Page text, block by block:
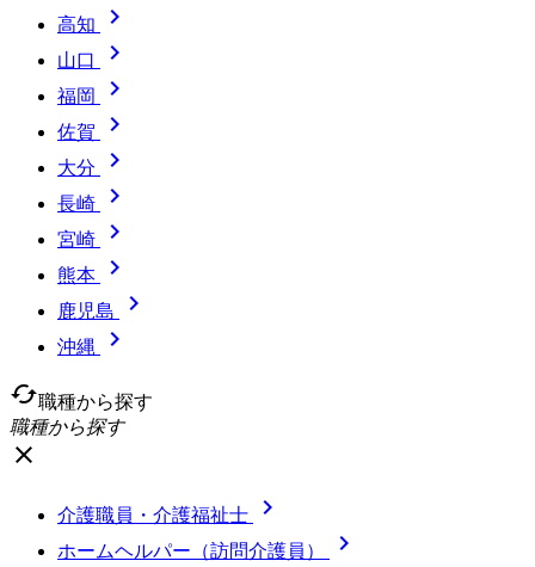
高知 
山口 
福岡 
佐賀 
大分 
長崎 
宮崎 
熊本 
鹿児島 
沖縄

cached職種から探す
職種から探す
close
介護職員・介護福祉士 
ホームヘルパー（訪問介護員） 